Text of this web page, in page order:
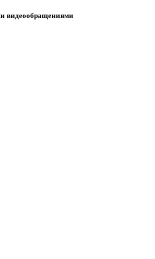
видеообращениями